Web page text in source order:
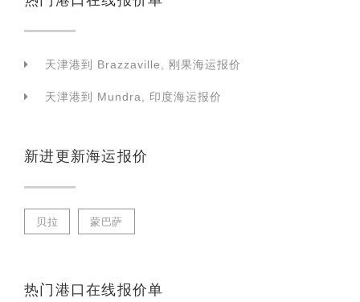
天津港到 Brazzaville, 刚果海运报价
天津港到 Mundra, 印度海运报价
新进更新海运报价
贝拉 蒙巴萨
热门港口在线报价单